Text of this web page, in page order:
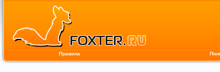
Правила